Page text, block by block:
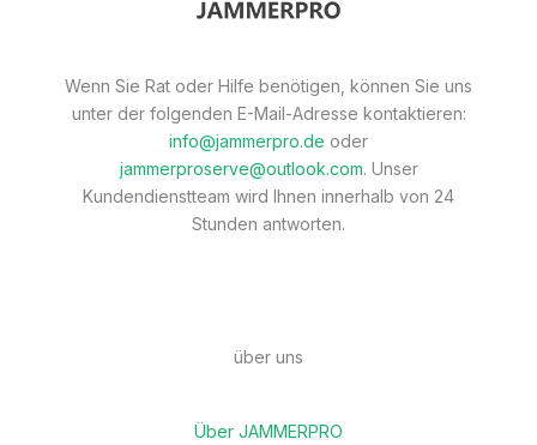
Wenn Sie Rat oder Hilfe benötigen, können Sie uns
unter der folgenden E-Mail-Adresse kontaktieren:
info@jammerpro.de oder
jammerproserve@outlook.com. Unser
Kundendienstteam wird Ihnen innerhalb von 24
Stunden antworten.
über uns
Über JAMMERPRO